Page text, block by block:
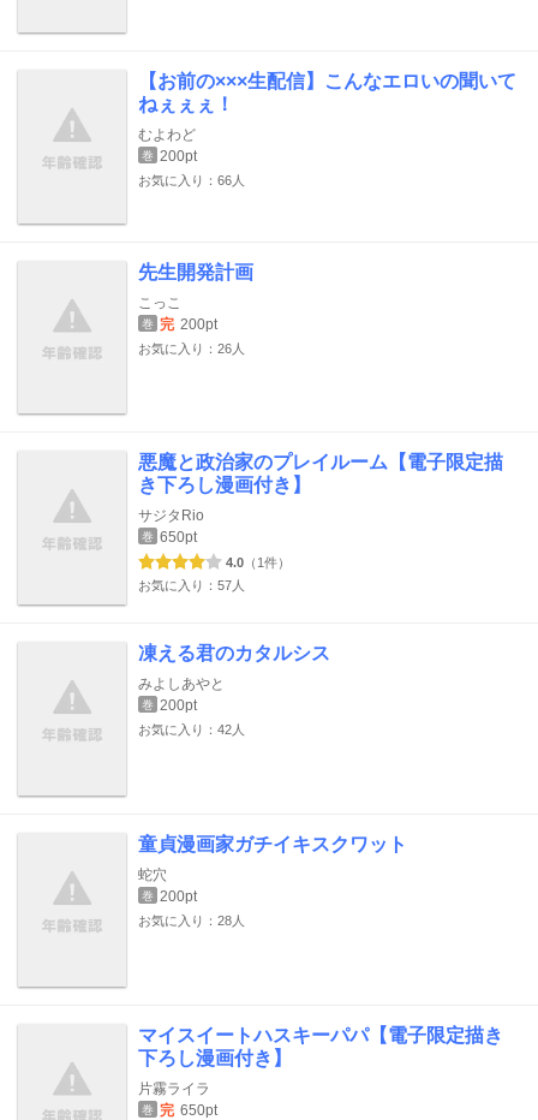
【お前の×××生配信】こんなエロいの聞いて
ねぇぇぇ！
むよわど
巻 200pt
お気に入り：66人
先生開発計画
こっこ
巻 完 200pt
お気に入り：26人
悪魔と政治家のプレイルーム【電子限定描
き下ろし漫画付き】
サジタRio
巻 650pt
4.0 （1件）
お気に入り：57人
凍える君のカタルシス
みよしあやと
巻 200pt
お気に入り：42人
童貞漫画家ガチイキスクワット
蛇穴
巻 200pt
お気に入り：28人
マイスイートハスキーパパ【電子限定描き
下ろし漫画付き】
片霧ライラ
巻 完 650pt